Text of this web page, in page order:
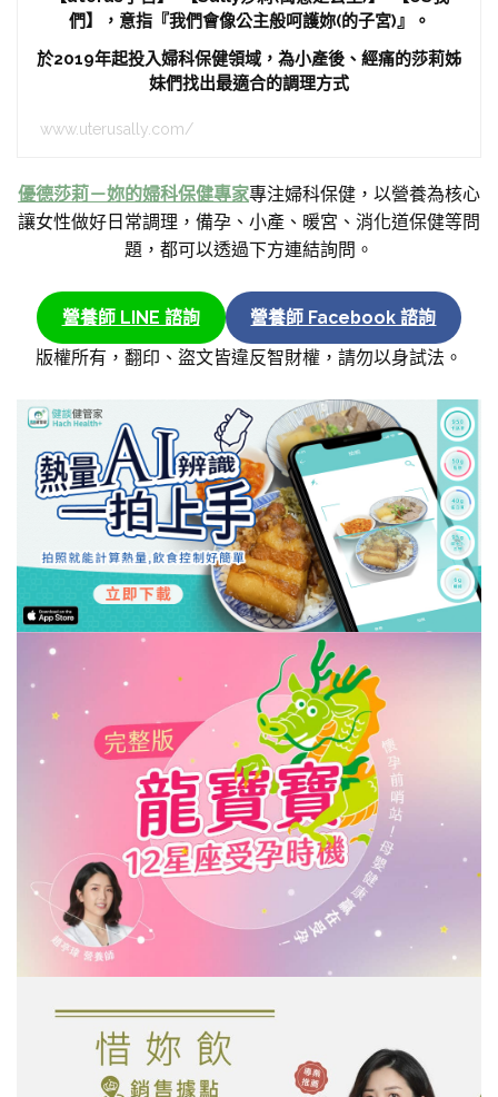
們】，意指『我們會像公主般呵護妳(的子宮)』。
於2019年起投入婦科保健領域，為小產後、經痛的莎莉姊
妹們找出最適合的調理方式
www.uterusally.com/
優德莎莉－妳的婦科保健專家專注婦科保健，以營養為核心
讓女性做好日常調理，備孕、小產、暖宮、消化道保健等問
題，都可以透過下方連結詢問。
營養師 LINE 諮詢
營養師 Facebook 諮詢
版權所有，翻印、盜文皆違反智財權，請勿以身試法。